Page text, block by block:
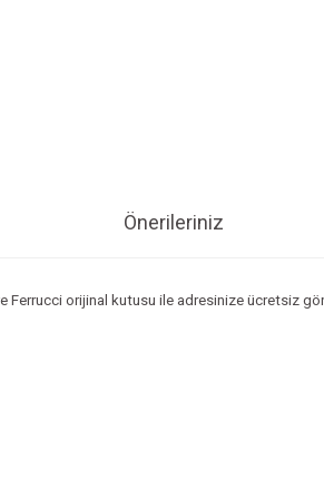
Önerileriniz
Ferrucci orijinal kutusu ile adresinize ücretsiz